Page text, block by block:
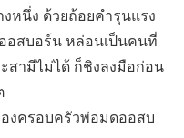
หนึ่ง ด้วยถ้อยคำรุนแรง
อสบอร์น หล่อนเป็นคนที่
สามีไม่ได้ ก็ชิงลงมือก่อน
งครอบครัวพ่อมดออสบ